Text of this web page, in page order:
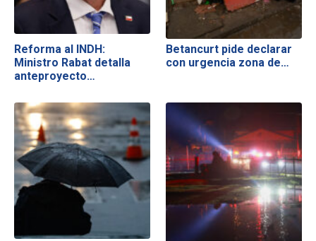
Reforma al INDH:
Ministro Rabat detalla
anteproyecto…
Betancurt pide declarar
con urgencia zona de…